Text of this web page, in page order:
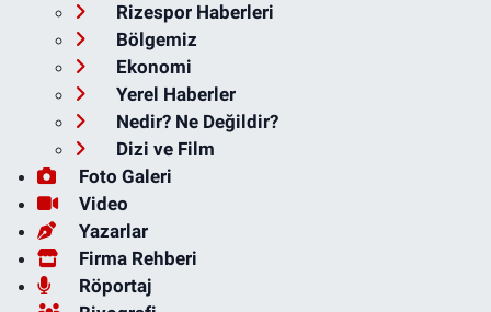
Rizespor Haberleri
Bölgemiz
Ekonomi
Yerel Haberler
Nedir? Ne Değildir?
Dizi ve Film
Foto Galeri
Video
Yazarlar
Firma Rehberi
Röportaj